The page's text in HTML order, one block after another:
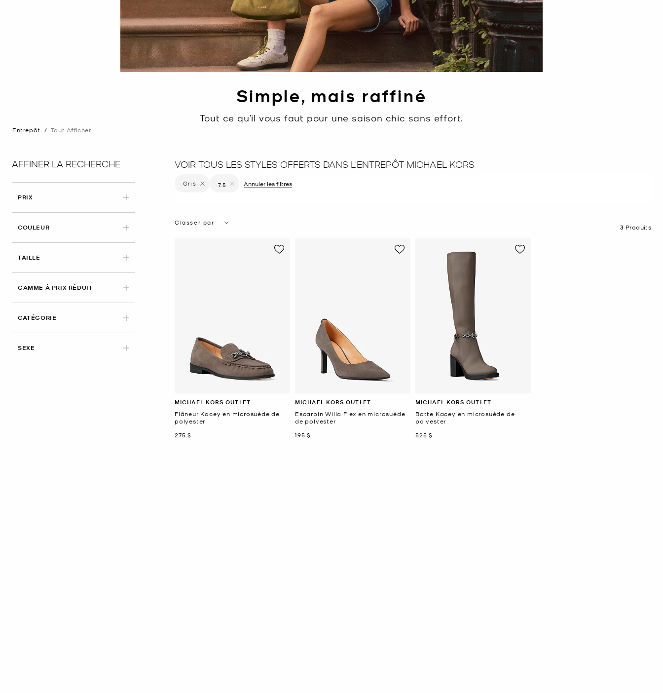
Simple, mais raffiné
Tout ce qu’il vous faut pour une saison chic sans effort.
Entrepôt / Tout Afficher
AFFINER LA RECHERCHE
PRIX
COULEURAPPLIED
TAILLE
GAMME À PRIX RÉDUIT
CATÉGORIE
SEXE
VOIR TOUS LES STYLES OFFERTS DANS L'ENTREPÔT MICHAEL KORS
Supprimer le filtre Affiné(e) par Couleur : Gris
Gris
7.5
Annuler les filtres
Classer par
3 Produits
MICHAEL KORS OUTLET
Flâneur Kacey en microsuède de
polyester
maintenant
275 $
MICHAEL KORS OUTLET
Escarpin Willa Flex en microsuède
de polyester
maintenant
195 $
MICHAEL KORS OUTLET
Botte Kacey en microsuède de
polyester
maintenant
525 $